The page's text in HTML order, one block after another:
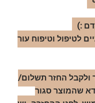
:)
לטיפול וטיפוח עור
ולקבל החזר תשלום/
לוודא שהמוצר סגור